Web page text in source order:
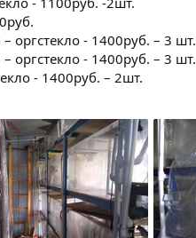
оргстекло - 1400руб. – 3 шт.
оргстекло - 1400руб. – 3 шт.
- 1400руб. – 2шт.